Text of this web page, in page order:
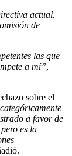
actual.
de
las que
a mí”,
sobre el
a favor de
es la